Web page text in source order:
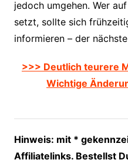
jedoch umgehen. Wer
setzt, sollte sich
informieren – der
>>> Deutlich teurere
Wichtige
Hinweis: mit *
Affiliatelinks. Bestellst